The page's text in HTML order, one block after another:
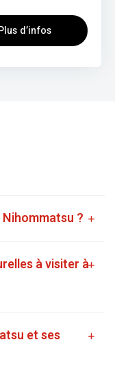
d’infos
?
à visiter à
et ses